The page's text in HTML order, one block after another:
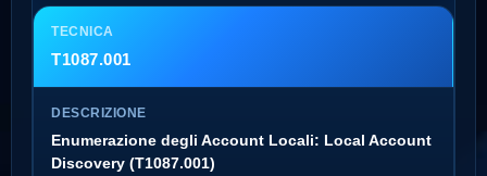
T1087.001
Enumerazione degli Account Locali: Local Account
Discovery (T1087.001)